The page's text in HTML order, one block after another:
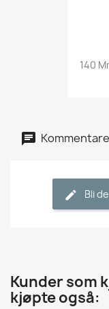
140
Bli
Kunder som
kjøpte også: